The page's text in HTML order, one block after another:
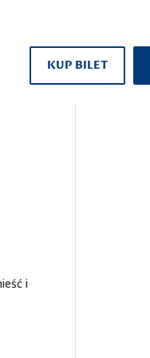
KUP BILET
i